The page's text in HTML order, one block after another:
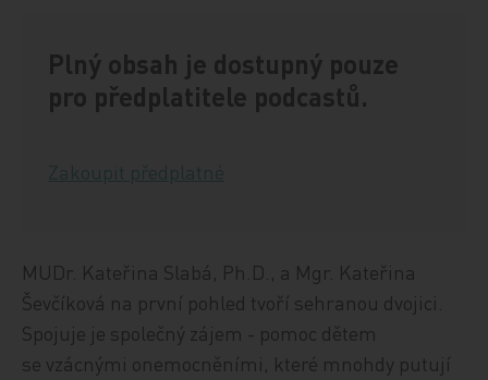
Plný obsah je dostupný pouze
pro předplatitele podcastů.
Zakoupit předplatné
MUDr. Kateřina Slabá, Ph.D., a Mgr. Kateřina
Ševčíková na první pohled tvoří sehranou dvojici.
Spojuje je společný zájem - pomoc dětem
se vzácnými onemocněními, které mnohdy putují